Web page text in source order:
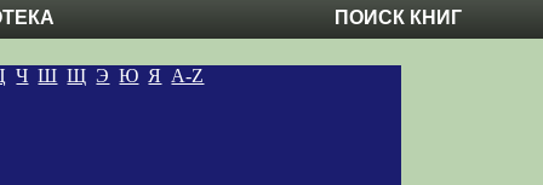
ПОИСК КНИГ
Ч Ш Щ Э Ю Я A-Z